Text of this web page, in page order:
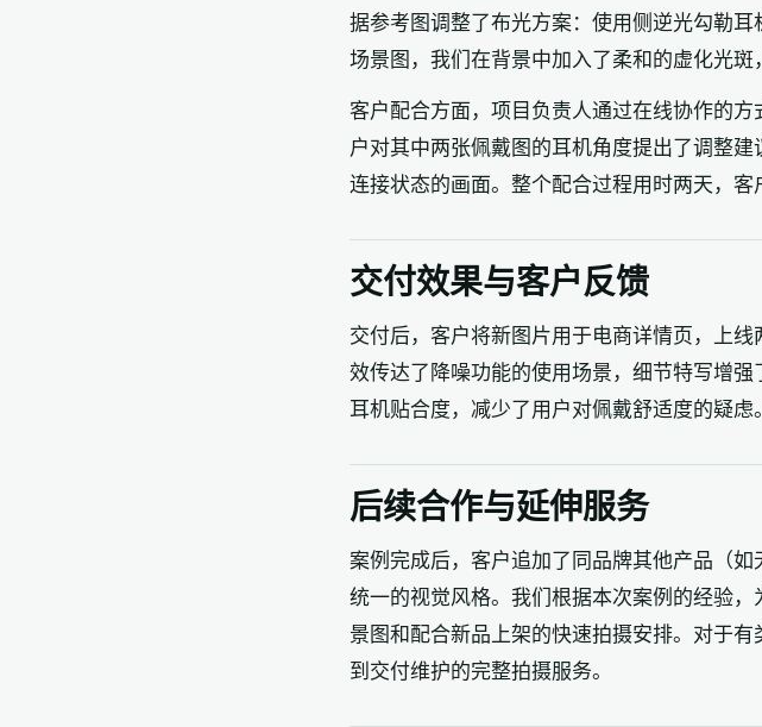
据参考图调整了布光方案：使用侧逆光勾勒
场景图，我们在背景中加入了柔和的虚化光斑
客户配合方面，项目负责人通过在线协作的
户对其中两张佩戴图的耳机角度提出了调整
连接状态的画面。整个配合过程用时两天，客
交付效果与客户反馈
交付后，客户将新图片用于电商详情页，上
效传达了降噪功能的使用场景，细节特写增
耳机贴合度，减少了用户对佩戴舒适度的疑虑
后续合作与延伸服务
案例完成后，客户追加了同品牌其他产品（
统一的视觉风格。我们根据本次案例的经验
景图和配合新品上架的快速拍摄安排。对于
到交付维护的完整拍摄服务。